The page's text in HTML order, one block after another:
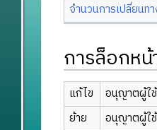
จำนวนการเปลี่ยนท
การล็อกหน้
แก้ไข
อนุญาตผู้ใ
ย้าย
อนุญาตผู้ใ